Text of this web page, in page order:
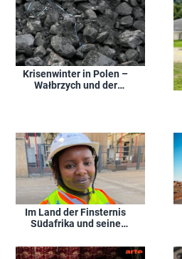
Krisenwinter in Polen –
Wałbrzych und der
Im Land der Finsternis
Südafrika und seine